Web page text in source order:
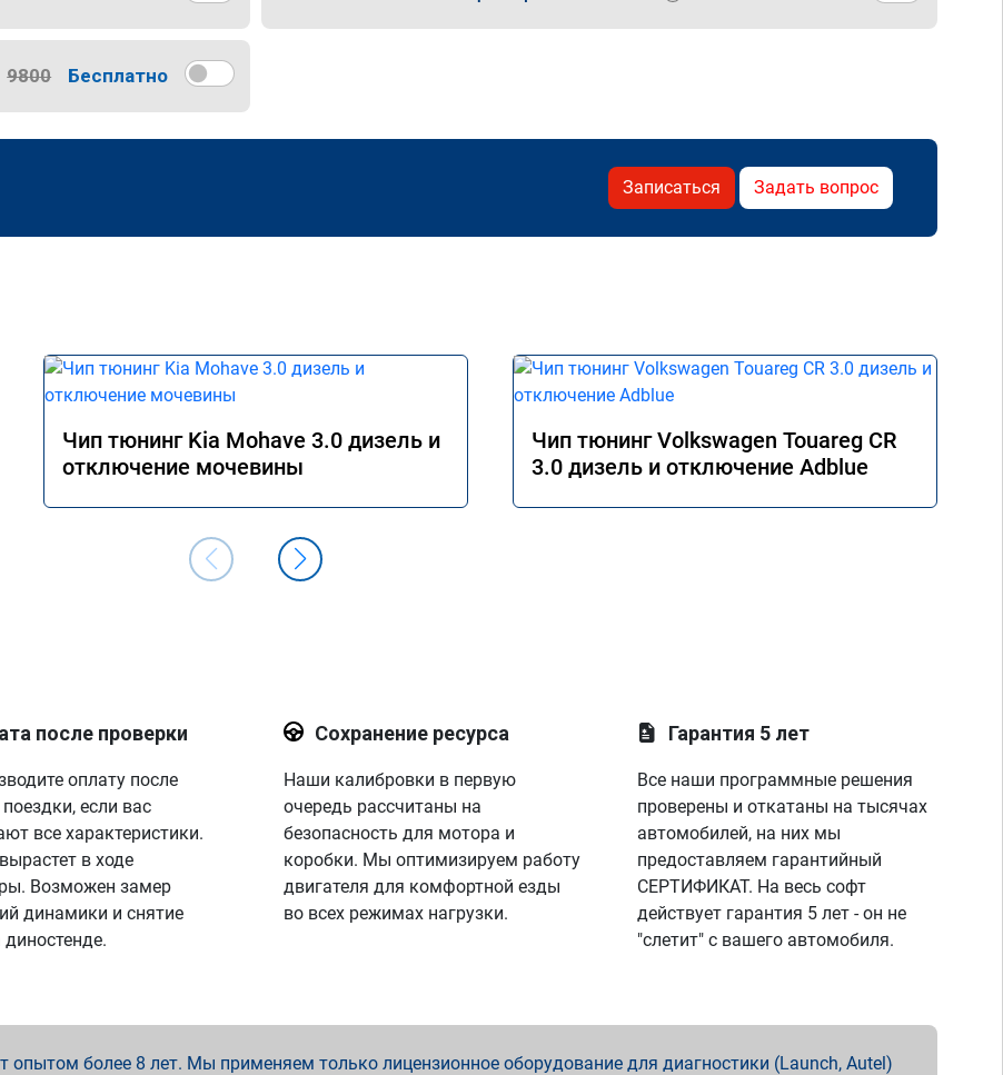
9800 Бесплатно
Записаться Задать вопрос
Чип тюнинг Kia Mohave 3.0 дизель и
отключение мочевины
Чип тюнинг Volkswagen Touareg CR
3.0 дизель и отключение Adblue
после проверки
оплату после
если вас
все характеристики.
в ходе
Возможен замер
динамики и снятие
диностенде.
Сохранение ресурса
Наши калибровки в первую
очередь рассчитаны на
безопасность для мотора и
коробки. Мы оптимизируем работу
двигателя для комфортной езды
во всех режимах нагрузки.
Гарантия 5 лет
Все наши программные решения
проверены и откатаны на тысячах
автомобилей, на них мы
предоставляем гарантийный
СЕРТИФИКАТ. На весь софт
действует гарантия 5 лет - он не
"слетит" с вашего автомобиля.
более 8 лет. Мы применяем только лицензионное оборудование для диагностики (Launch, Autel)